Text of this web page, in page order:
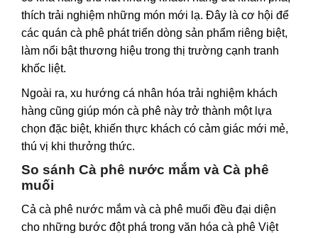
thích trải nghiệm những món mới lạ. Đây là cơ hội để
các quán cà phê phát triển dòng sản phẩm riêng biệt,
làm nổi bật thương hiệu trong thị trường cạnh tranh
khốc liệt.
Ngoài ra, xu hướng cá nhân hóa trải nghiệm khách
hàng cũng giúp món cà phê này trở thành một lựa
chọn đặc biệt, khiến thực khách có cảm giác mới mẻ,
thú vị khi thưởng thức.
So sánh Cà phê nước mắm và Cà phê
muối
Cả cà phê nước mắm và cà phê muối đều đại diện
cho những bước đột phá trong văn hóa cà phê Việt